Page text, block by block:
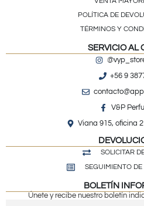
POLÍTICA DE
TÉRMINOS Y
SERVICIO AL
+56 9
V&P
Viana 915, oficina
SOLICITAR
SEGUIMIENTO
BOLETÍN
Únete y recibe nuestro boletín